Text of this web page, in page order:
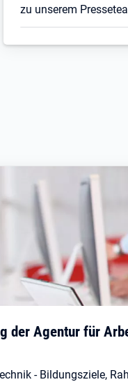
zu unserem
der Agentur für
- Bildungsziele,